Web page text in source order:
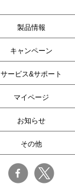
製品情報
キャンペーン
サービス&サポート
マイページ
お知らせ
その他